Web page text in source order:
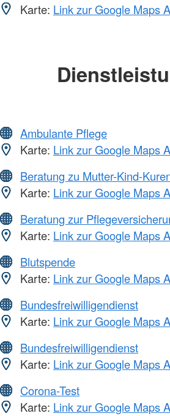
Karte: Link zur Google Maps
Ambulante Pflege
Karte: Link zur Google Maps
Beratung zu Mutter-Kind-
Karte: Link zur Google Maps
Beratung zur
Karte: Link zur Google Maps
Blutspende
Karte: Link zur Google Maps
Bundesfreiwilligendienst
Karte: Link zur Google Maps
Bundesfreiwilligendienst
Karte: Link zur Google Maps
Corona-Test
Karte: Link zur Google Maps